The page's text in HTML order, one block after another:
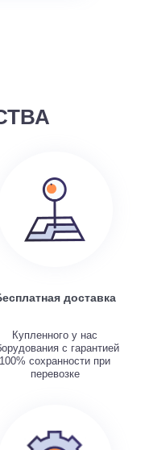
доставка
Купленного у нас
с гарантией
100% сохранности при
перевозке